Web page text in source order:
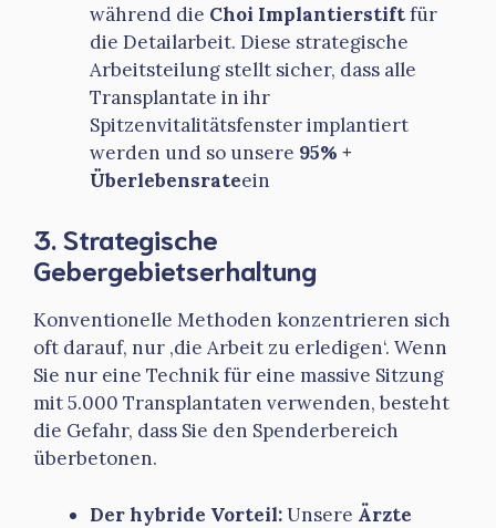
während die Choi Implantierstiftfür
die Detailarbeit. Diese strategische
Arbeitsteilung stellt sicher, dass alle
Transplantate in ihr
Spitzenvitalitätsfenster implantiert
werden und so unsere 95% +
Überlebensrateein
3. Strategische
Gebergebietserhaltung
Konventionelle Methoden konzentrieren sich
oft darauf, nur ‚die Arbeit zu erledigen‘. Wenn
Sie nur eine Technik für eine massive Sitzung
mit 5.000 Transplantaten verwenden, besteht
die Gefahr, dass Sie den Spenderbereich
überbetonen.
Der hybride Vorteil:Unsere Ärzte